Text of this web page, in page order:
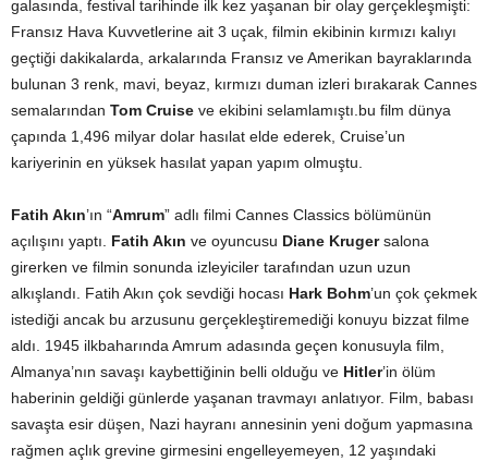
galasında, festival tarihinde ilk kez yaşanan bir olay gerçekleşmişti:
Fransız Hava Kuvvetlerine ait 3 uçak, filmin ekibinin kırmızı kalıyı
geçtiği dakikalarda, arkalarında Fransız ve Amerikan bayraklarında
bulunan 3 renk, mavi, beyaz, kırmızı duman izleri bırakarak Cannes
semalarından Tom Cruise ve ekibini selamlamıştı.bu film dünya
çapında 1,496 milyar dolar hasılat elde ederek, Cruise’un
kariyerinin en yüksek hasılat yapan yapım olmuştu.
Fatih Akın’ın “Amrum” adlı filmi Cannes Classics bölümünün
açılışını yaptı. Fatih Akın ve oyuncusu Diane Krugersalona
girerken ve filmin sonunda izleyiciler tarafından uzun uzun
alkışlandı. Fatih Akın çok sevdiği hocası Hark Bohm’un çok çekmek
istediği ancak bu arzusunu gerçekleştiremediği konuyu bizzat filme
aldı. 1945 ilkbaharında Amrum adasında geçen konusuyla film,
Almanya’nın savaşı kaybettiğinin belli olduğu ve Hitler’in ölüm
haberinin geldiği günlerde yaşanan travmayı anlatıyor. Film, babası
savaşta esir düşen, Nazi hayranı annesinin yeni doğum yapmasına
rağmen açlık grevine girmesini engelleyemeyen, 12 yaşındaki